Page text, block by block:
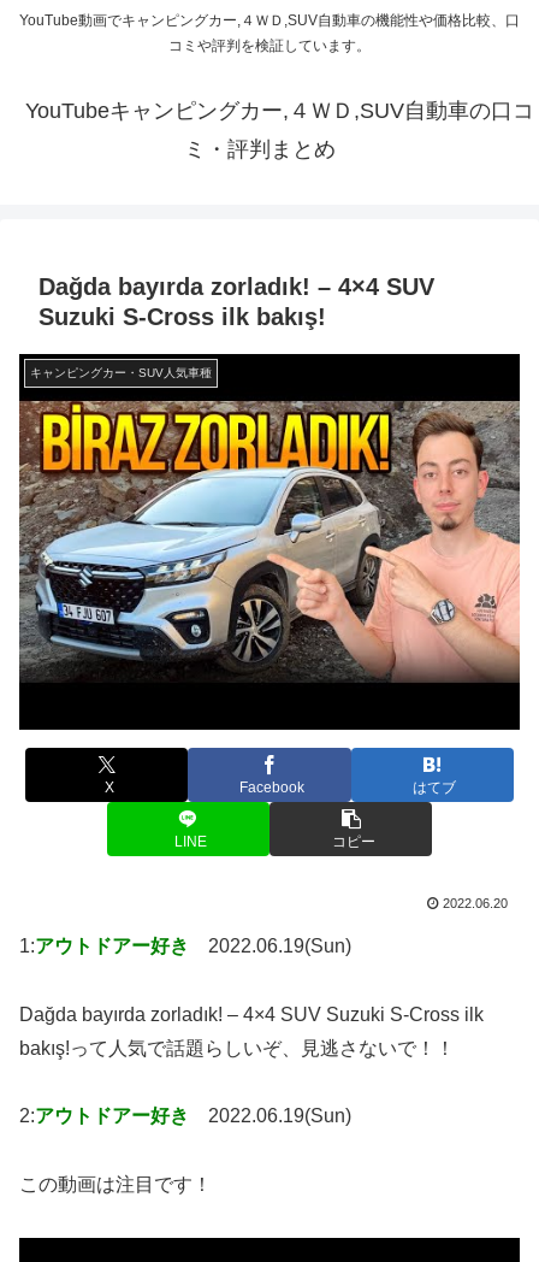
YouTube動画でキャンピングカー,４ＷＤ,SUV自動車の機能性や価格比較、口
コミや評判を検証しています。
YouTubeキャンピングカー,４ＷＤ,SUV自動車の口コ
ミ・評判まとめ
Dağda bayırda zorladık! – 4×4 SUV
Suzuki S-Cross ilk bakış!
キャンピングカー・SUV人気車種
X Facebook はてブ
LINE コピー
2022.06.20
1:アウトドアー好き 2022.06.19(Sun)
Dağda bayırda zorladık! – 4×4 SUV Suzuki S-Cross ilk
bakış!って人気で話題らしいぞ、見逃さないで！！
2:アウトドアー好き 2022.06.19(Sun)
この動画は注目です！